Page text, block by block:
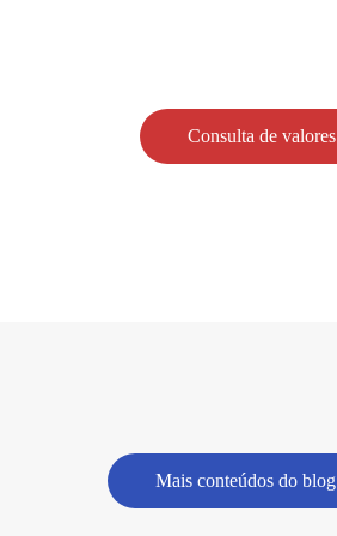
Consulta de valores
Mais conteúdos do blog